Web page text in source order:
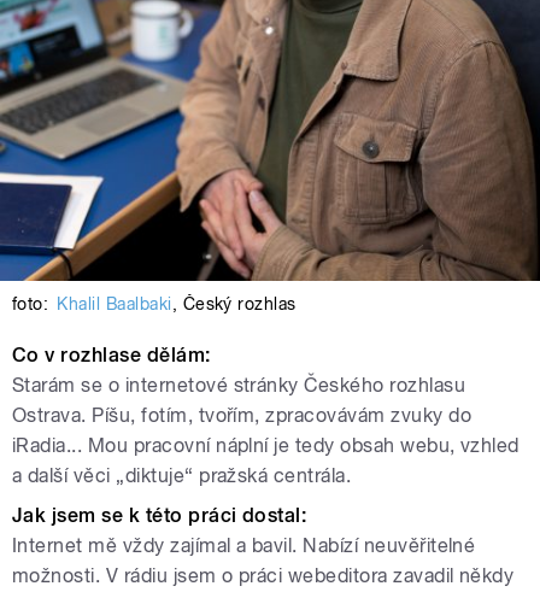
foto: Khalil Baalbaki, Český rozhlas
Co v rozhlase dělám:
Starám se o internetové stránky Českého rozhlasu
Ostrava. Píšu, fotím, tvořím, zpracovávám zvuky do
iRadia... Mou pracovní náplní je tedy obsah webu, vzhled
a další věci „diktuje“ pražská centrála.
Jak jsem se k této práci dostal:
Internet mě vždy zajímal a bavil. Nabízí neuvěřitelné
možnosti. V rádiu jsem o práci webeditora zavadil někdy